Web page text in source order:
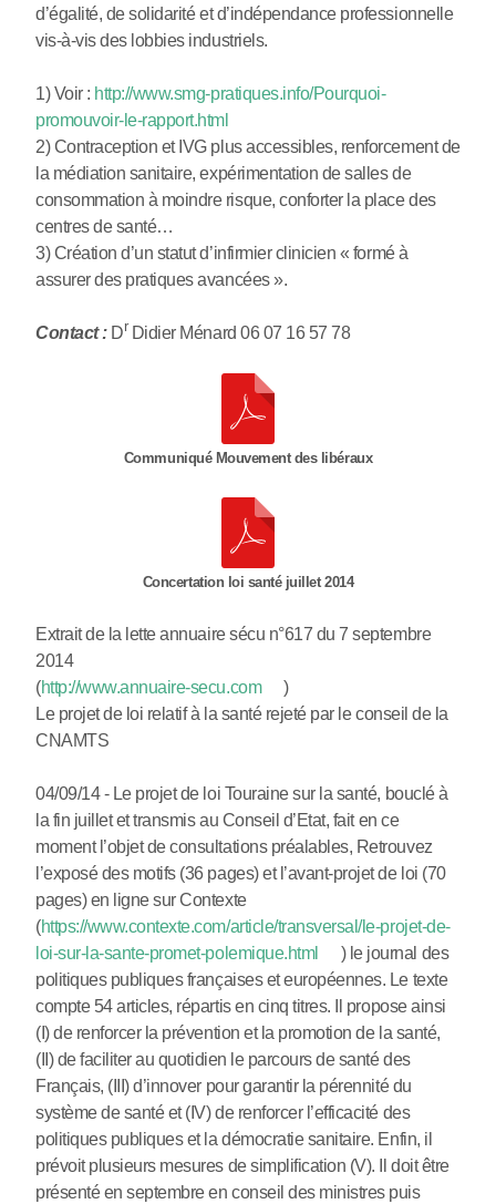
d’égalité, de solidarité et d’indépendance professionnelle
vis-à-vis des lobbies industriels.
1) Voir : http://www.smg-pratiques.info/Pourquoi-
promouvoir-le-rapport.html
2) Contraception et IVG plus accessibles, renforcement de
la médiation sanitaire, expérimentation de salles de
consommation à moindre risque, conforter la place des
centres de santé…
3) Création d’un statut d’infirmier clinicien « formé à
assurer des pratiques avancées ».
Contact : Dr Didier Ménard 06 07 16 57 78
Communiqué Mouvement des libéraux
Concertation loi santé juillet 2014
Extrait de la lette annuaire sécu n°617 du 7 septembre
2014
(http://www.annuaire-secu.com
)
Le projet de loi relatif à la santé rejeté par le conseil de la
CNAMTS
04/09/14 - Le projet de loi Touraine sur la santé, bouclé à
la fin juillet et transmis au Conseil d’Etat, fait en ce
moment l’objet de consultations préalables, Retrouvez
l’exposé des motifs (36 pages) et l’avant-projet de loi (70
pages) en ligne sur Contexte
(https://www.contexte.com/article/transversal/le-projet-de-
loi-sur-la-sante-promet-polemique.html
) le journal des
politiques publiques françaises et européennes. Le texte
compte 54 articles, répartis en cinq titres. Il propose ainsi
(I) de renforcer la prévention et la promotion de la santé,
(II) de faciliter au quotidien le parcours de santé des
Français, (III) d’innover pour garantir la pérennité du
système de santé et (IV) de renforcer l’efficacité des
politiques publiques et la démocratie sanitaire. Enfin, il
prévoit plusieurs mesures de simplification (V). Il doit être
présenté en septembre en conseil des ministres puis